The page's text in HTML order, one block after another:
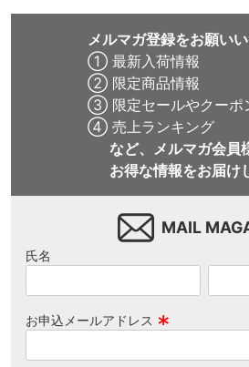
メルマガ登録をお願い
① 最新入荷情報
② 限定商品情報
③ 限定セールやクーポ
④ 売上ランキング
など、メルマガ会員
お得な情報をお届け
MAIL
氏名
お申込メールアドレス